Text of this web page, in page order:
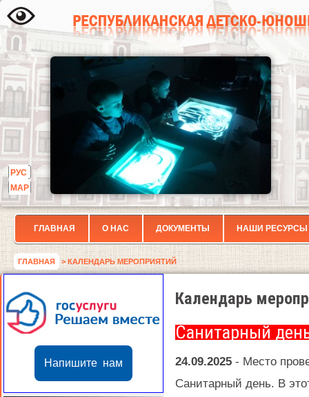
РУС
МАР
ГЛАВНАЯ О НАС ДОКУМЕНТЫ НАШИ РЕСУРСЫ
ГЛАВНАЯ > КАЛЕНДАРЬ МЕРОПРИЯТИЙ
Напишите нам
Календарь
Санитарный
24.09.2025 - Место
Санитарный день. В